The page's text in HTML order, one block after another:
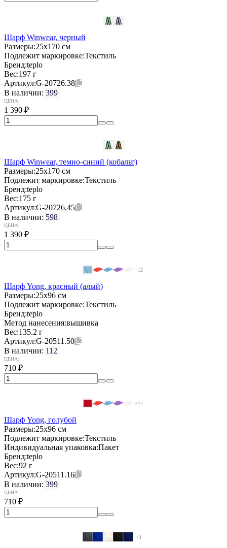
Шарф Winwear, черный
Размеры:25х170 см
Подлежит маркировке:Текстиль
Бренд:teplo
Вес:197 г
Артикул:G-20726.38
В наличии: 399
ЦЕНА:
1 390 ₽
Шарф Winwear, темно-синий (кобальт)
Размеры:25х170 см
Подлежит маркировке:Текстиль
Бренд:teplo
Вес:175 г
Артикул:G-20726.45
В наличии: 598
ЦЕНА:
1 390 ₽
+12
Шарф Yong, красный (алый)
Размеры:25х96 см
Подлежит маркировке:Текстиль
Бренд:teplo
Метод нанесения:вышивка
Вес:135.2 г
Артикул:G-20511.50
В наличии: 112
ЦЕНА:
710 ₽
+12
Шарф Yong, голубой
Размеры:25х96 см
Подлежит маркировке:Текстиль
Индивидуальная упаковка:Пакет
Бренд:teplo
Вес:92 г
Артикул:G-20511.16
В наличии: 399
ЦЕНА:
710 ₽
+1